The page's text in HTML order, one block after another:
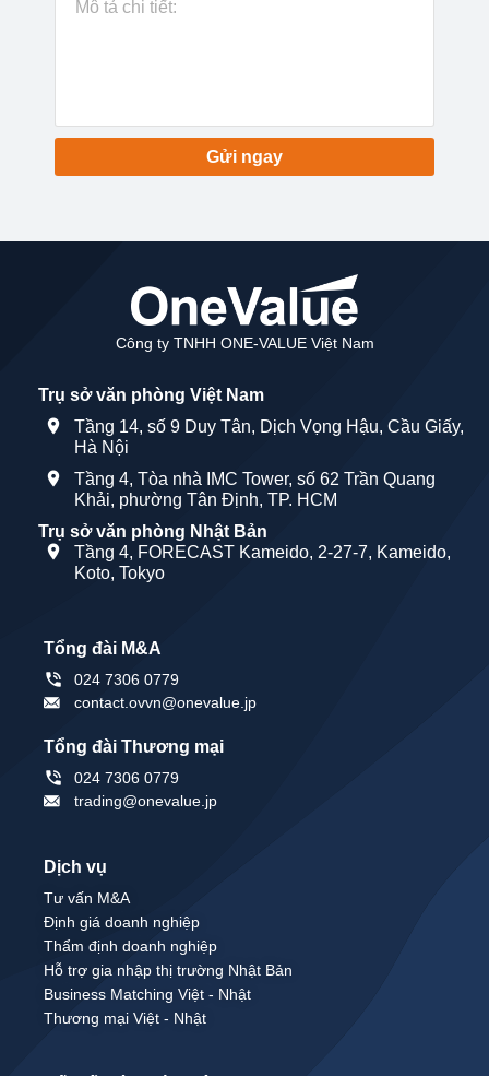
Gửi ngay
Công ty TNHH ONE-VALUE Việt Nam
Trụ sở văn phòng Việt Nam
Tầng 14, số 9 Duy Tân, Dịch Vọng Hậu, Cầu Giấy,
Hà Nội
Tầng 4, Tòa nhà IMC Tower, số 62 Trần Quang
Khải, phường Tân Định, TP. HCM
Trụ sở văn phòng Nhật Bản
Tầng 4, FORECAST Kameido, 2-27-7, Kameido,
Koto, Tokyo
Tổng đài M&A
024 7306 0779
contact.ovvn@onevalue.jp
Tổng đài Thương mại
024 7306 0779
trading@onevalue.jp
Dịch vụ
Tư vấn M&A
Định giá doanh nghiệp
Thẩm định doanh nghiệp
Hỗ trợ gia nhập thị trường Nhật Bản
Business Matching Việt - Nhật
Thương mại Việt - Nhật